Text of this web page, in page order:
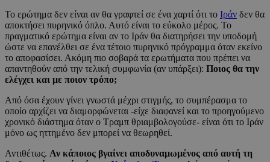
Το ερώτημα δεν είναι αν θα γραφτεί σε ένα χαρτί ότι το Ιράν δεν θα
αποκτήσει πυρηνικό όπλο. Αυτό είναι το εύκολο μέρος. Το
πραγματικό ερώτημα είναι αν το Ιράν θα διατηρήσει την υποδομή
ώστε να επανέλθει σε ένα τέτοιο πυρηνικό πρόγραμμα όταν εκείνο
το αποφασίσει. Ακόμη πιο σοβαρά τα ερωτήματα που πρέπει να
απαντηθούν από την τελική συμφωνία (αν υπάρξει): Ποιος θα την
ελέγχει και με ποιον τρόπο;
Από όσα έχουν γίνει γνωστά μέχρι στιγμής, το συμπέρασμα το
οποίο αρχίζει να διαμορφώνεται -είχε διαφανεί και το προηγούμενο
χρονικό διάστημα όταν ο Τραμπ θριαμβολογούσε- είναι ότι το Ιράν
μόνο ως ηττημένο δεν μπορεί να θεωρηθεί.
Αντιθέτως. Αν κάποιος βγαίνει αποδυναμωμένος από αυτή τη